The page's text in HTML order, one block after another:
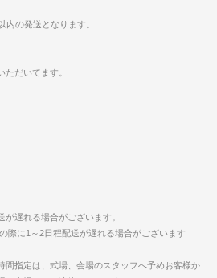
内の発送となります。
だいてます。
遅れる場合がございます。
際に1～2日程配送が遅れる場合がございます
指定は、式場、会場のスタッフへ予めお客様か